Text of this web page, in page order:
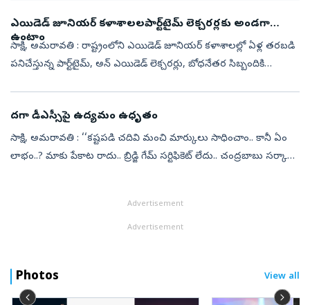
ఎయిడెడ్‌ జూనియర్‌ కళాశాలలపార్ట్‌టైమ్‌ లెక్చరర్లకు అండగా
ఉంటాం
సాక్షి, అమరావతి : రాష్ట్రంలోని ఎయిడెడ్‌ జూనియర్‌ కళాశాలల్లో ఏళ్ల తరబడి
పనిచేస్తున్న పార్ట్‌టైమ్, అన్‌ ఎయిడెడ్‌ లెక్చరర్లు, బోధనేతర సిబ్బందికి
దగా డీఎస్సీపై ఉద్యమం ఉధృతం
సాక్షి, అమరావతి : ‘‘కష్టపడి చదివి మంచి మార్కులు సాధించాం.. కానీ ఏం
లాభం..? మాకు పేకాట రాదు.. బ్రిడ్జి గేమ్‌ సర్టిఫికెట్‌ లేదు.. చంద్రబాబు సర్కారు
Advertisement
Advertisement
Photos View all